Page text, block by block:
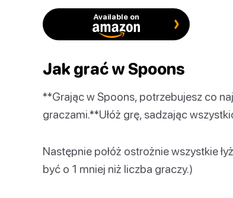
Available on
Jak grać w Spoons
**Grając w Spoons, potrzebujesz co
graczami.**Ułóż grę, sadzając
Następnie połóż ostrożnie wszystkie
być o 1 mniej niż liczba graczy.)